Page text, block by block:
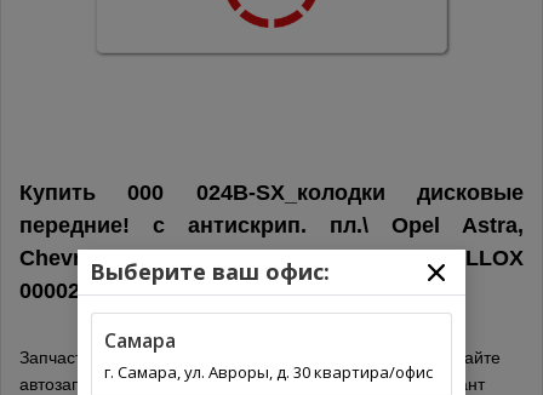
Купить 000 024B-SX_колодки дисковые
передние! с антискрип. пл.\ Opel Astra,
Chevrolet Cruze 1.4-2.0 09> STELLOX
000024BSX вРоссия
Запчасти для иномарок онлайн не выходя из дома на сайте
автозапчастей. Выберите из списка оптимальный вариант
Выберите ваш офис:
Самара
г. Самара, ул. Авроры, д. 30 квартира/офис